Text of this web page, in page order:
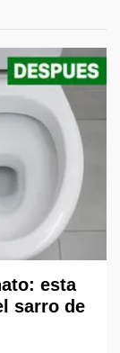
esta
sarro de